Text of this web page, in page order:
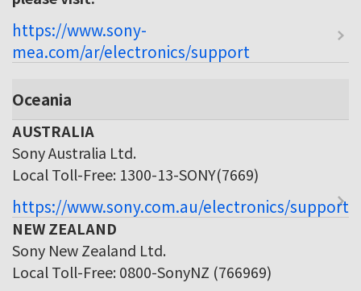
https://www.sony-
mea.com/ar/electronics/support
Oceania
AUSTRALIA
Sony Australia Ltd.
Local Toll-Free: 1300-13-SONY(7669)
https://www.sony.com.au/electronics/support
NEW ZEALAND
Sony New Zealand Ltd.
Local Toll-Free: 0800-SonyNZ (766969)